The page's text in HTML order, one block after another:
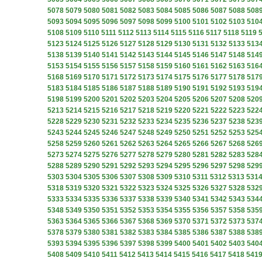
5078 5079 5080 5081 5082 5083 5084 5085 5086 5087 5088
5093 5094 5095 5096 5097 5098 5099 5100 5101 5102 5103
5108 5109 5110 5111 5112 5113 5114 5115 5116 5117 5118 5119
5123 5124 5125 5126 5127 5128 5129 5130 5131 5132 5133
5138 5139 5140 5141 5142 5143 5144 5145 5146 5147 5148
5153 5154 5155 5156 5157 5158 5159 5160 5161 5162 5163
5168 5169 5170 5171 5172 5173 5174 5175 5176 5177 5178
5183 5184 5185 5186 5187 5188 5189 5190 5191 5192 5193
5198 5199 5200 5201 5202 5203 5204 5205 5206 5207 5208
5213 5214 5215 5216 5217 5218 5219 5220 5221 5222 5223
5228 5229 5230 5231 5232 5233 5234 5235 5236 5237 5238
5243 5244 5245 5246 5247 5248 5249 5250 5251 5252 5253
5258 5259 5260 5261 5262 5263 5264 5265 5266 5267 5268
5273 5274 5275 5276 5277 5278 5279 5280 5281 5282 5283
5288 5289 5290 5291 5292 5293 5294 5295 5296 5297 5298
5303 5304 5305 5306 5307 5308 5309 5310 5311 5312 5313 5314
5318 5319 5320 5321 5322 5323 5324 5325 5326 5327 5328
5333 5334 5335 5336 5337 5338 5339 5340 5341 5342 5343
5348 5349 5350 5351 5352 5353 5354 5355 5356 5357 5358
5363 5364 5365 5366 5367 5368 5369 5370 5371 5372 5373
5378 5379 5380 5381 5382 5383 5384 5385 5386 5387 5388
5393 5394 5395 5396 5397 5398 5399 5400 5401 5402 5403
5408 5409 5410 5411 5412 5413 5414 5415 5416 5417 5418 5419